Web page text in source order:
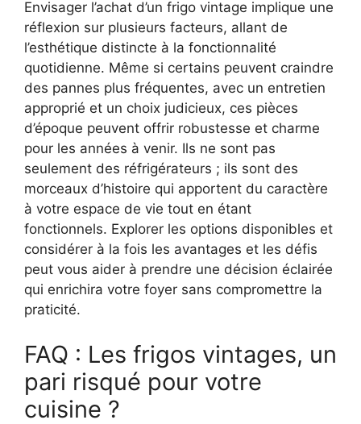
Envisager l’achat d’un frigo vintage implique une
réflexion sur plusieurs facteurs, allant de
l’esthétique distincte à la fonctionnalité
quotidienne. Même si certains peuvent craindre
des pannes plus fréquentes, avec un entretien
approprié et un choix judicieux, ces pièces
d’époque peuvent offrir robustesse et charme
pour les années à venir. Ils ne sont pas
seulement des réfrigérateurs ; ils sont des
morceaux d’histoire qui apportent du caractère
à votre espace de vie tout en étant
fonctionnels. Explorer les options disponibles et
considérer à la fois les avantages et les défis
peut vous aider à prendre une décision éclairée
qui enrichira votre foyer sans compromettre la
praticité.
FAQ : Les frigos vintages, un
pari risqué pour votre
cuisine ?